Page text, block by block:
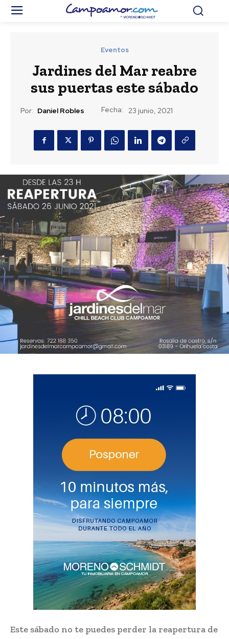
Eventos
Jardines del Mar reabre
sus puertas este sábado
Por: Daniel Robles Fecha: 23 junio, 2021
Este sábado no te puedes perder la reapertura de